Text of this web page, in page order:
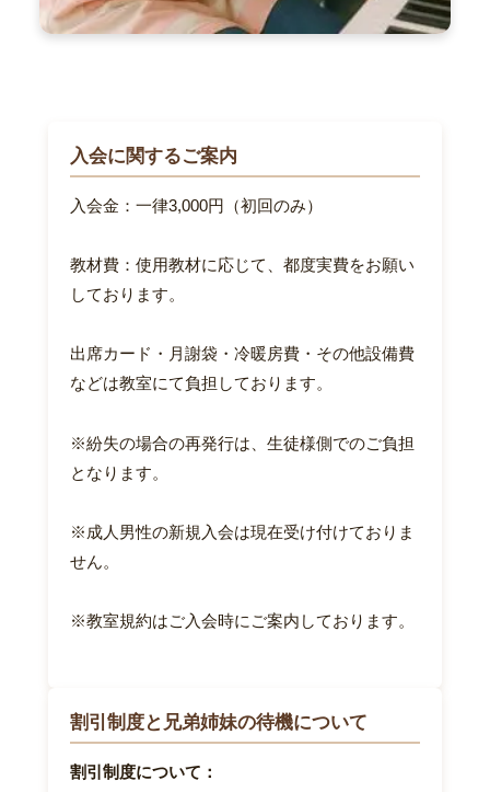
入会に関するご案内
入会金：一律3,000円（初回のみ）
教材費：使用教材に応じて、都度実費をお願い
しております。
出席カード・月謝袋・冷暖房費・その他設備費
などは教室にて負担しております。
※紛失の場合の再発行は、生徒様側でのご負担
となります。
※成人男性の新規入会は現在受け付けておりま
せん。
※教室規約はご入会時にご案内しております。
割引制度と兄弟姉妹の待機について
割引制度について：